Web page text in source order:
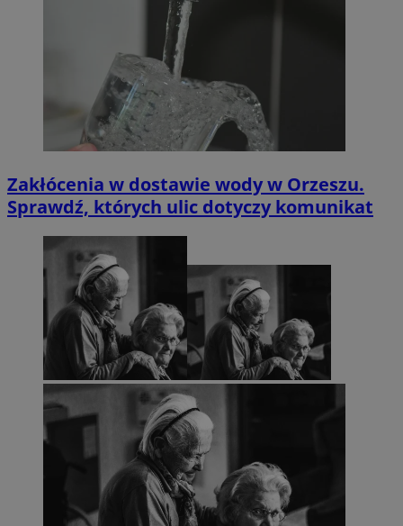
Zakłócenia w dostawie wody w Orzeszu.
Sprawdź, których ulic dotyczy komunikat